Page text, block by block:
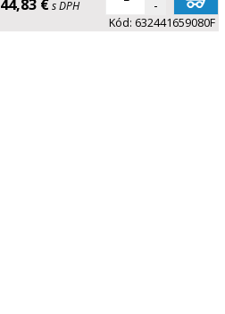
44,83 €s DPH
-
Kód: 632441659080F